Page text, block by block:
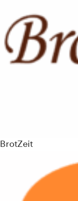
BrotZeit